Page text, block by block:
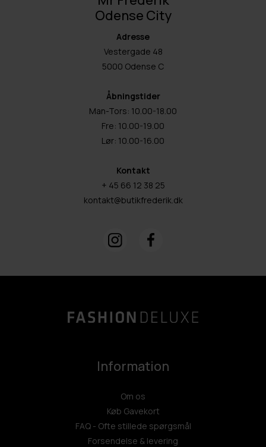
Odense City
Adresse
Vestergade 48
5000 Odense C
Åbningstider
Man-Tors: 10.00-18.00
Fre: 10.00-19.00
Lør: 10.00-16.00
Kontakt
+ 45 66 12 38 25
kontakt@butikfrederik.dk
Information
Om os
Køb Gavekort
FAQ - Ofte stillede spørgsmål
Forsendelse & levering